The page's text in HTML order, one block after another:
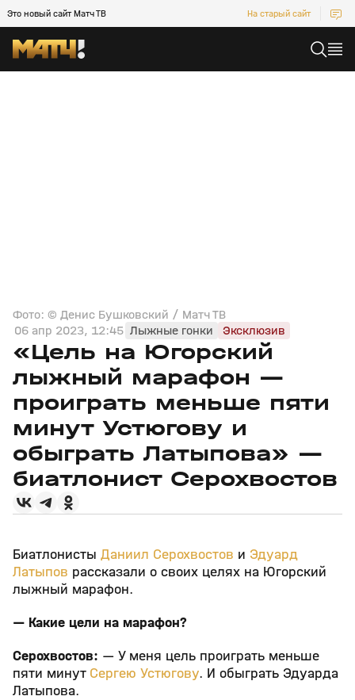
Это новый сайт Матч ТВ На старый сайт
Фото: © Денис Бушковский / Матч ТВ
06 апр 2023, 12:45 Лыжные гонки Эксклюзив
«Цель на Югорский
лыжный марафон —
проиграть меньше пяти
минут Устюгову и
обыграть Латыпова» —
биатлонист Серохвостов
Биатлонисты Даниил Серохвостов и Эдуард
Латыпов рассказали о своих целях на Югорский
лыжный марафон.
— Какие цели на марафон?
Серохвостов: — У меня цель проиграть меньше
пяти минут Сергею Устюгову. И обыграть Эдуарда
Латыпова.